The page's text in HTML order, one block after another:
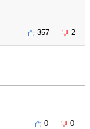
357 2
0 0